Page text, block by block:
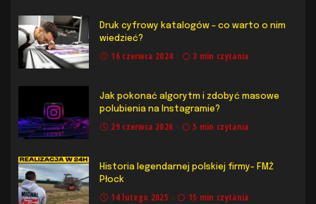
Druk cyfrowy katalogów – co warto o nim
wiedzieć?
16 czerwca 2024 3 min czytania
Jak pokonać algorytm i zdobyć masowe
polubienia na Instagramie?
29 czerwca 2026 5 min czytania
Historia legendarnej polskiej firmy- FMŻ
Płock
14 lutego 2025 15 min czytania